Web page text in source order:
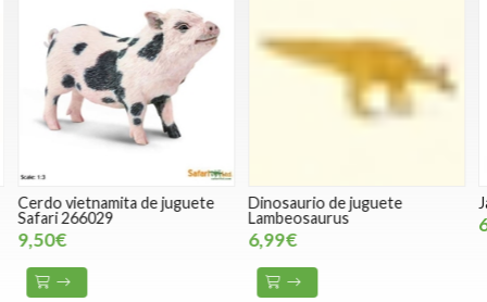
Cerdo vietnamita de juguete
Safari 266029
9,50€
Dinosaurio de juguete
Lambeosaurus
6,99€